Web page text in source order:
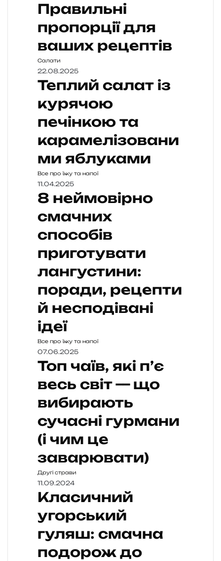
Правильні
пропорції для
ваших рецептів
Салати
22.08.2025
Теплий салат із
курячою
печінкою та
карамелізовани
ми яблуками
Все про їжу та напої
11.04.2025
8 неймовірно
смачних
способів
приготувати
лангустини:
поради, рецепти
й несподівані
ідеї
Все про їжу та напої
07.06.2025
Топ чаїв, які п’є
весь світ — що
вибирають
сучасні гурмани
(і чим це
заварювати)
Другі страви
11.09.2024
Класичний
угорський
гуляш: смачна
подорож до